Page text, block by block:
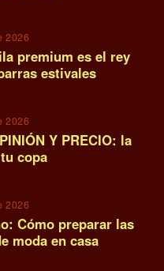
2026
premium es el rey
estivales
2026
Y PRECIO: la
copa
2026
Cómo preparar las
moda en casa